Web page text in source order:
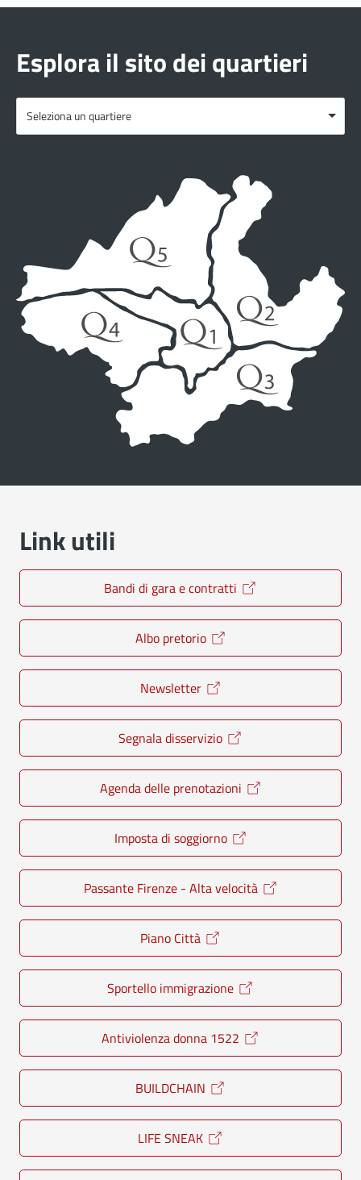
Esplora il sito dei quartieri
Seleziona un quartiere
Link utili
Bandi di gara e contratti
Albo pretorio
Newsletter
Segnala disservizio
Agenda delle prenotazioni
Imposta di soggiorno
Passante Firenze - Alta velocità
Piano Città
Sportello immigrazione
Antiviolenza donna 1522
BUILDCHAIN
LIFE SNEAK